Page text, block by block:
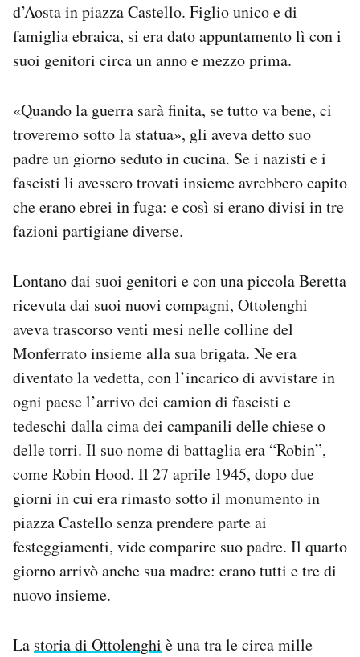
d’Aosta in piazza Castello. Figlio unico e di
famiglia ebraica, si era dato appuntamento lì con i
suoi genitori circa un anno e mezzo prima.
«Quando la guerra sarà finita, se tutto va bene, ci
troveremo sotto la statua», gli aveva detto suo
padre un giorno seduto in cucina. Se i nazisti e i
fascisti li avessero trovati insieme avrebbero capito
che erano ebrei in fuga: e così si erano divisi in tre
fazioni partigiane diverse.
Lontano dai suoi genitori e con una piccola Beretta
ricevuta dai suoi nuovi compagni, Ottolenghi
aveva trascorso venti mesi nelle colline del
Monferrato insieme alla sua brigata. Ne era
diventato la vedetta, con l’incarico di avvistare in
ogni paese l’arrivo dei camion di fascisti e
tedeschi dalla cima dei campanili delle chiese o
delle torri. Il suo nome di battaglia era “Robin”,
come Robin Hood. Il 27 aprile 1945, dopo due
giorni in cui era rimasto sotto il monumento in
piazza Castello senza prendere parte ai
festeggiamenti, vide comparire suo padre. Il quarto
giorno arrivò anche sua madre: erano tutti e tre di
nuovo insieme.
La storia di Ottolenghi è una tra le circa mille